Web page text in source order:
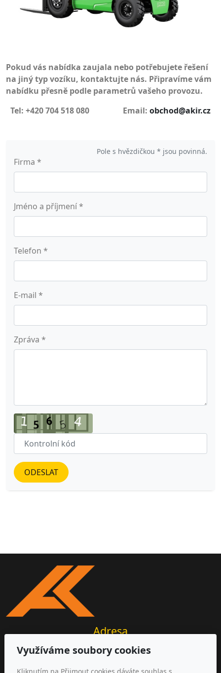
Pokud vás nabídka zaujala nebo potřebujete řešení
na jiný typ vozíku, kontaktujte nás. Připravíme vám
nabídku přesně podle parametrů vašeho provozu.
Tel: +420 704 518 080 Email: obchod@akir.cz
Pole s hvězdičkou * jsou povinná.
Firma *
Jméno a příjmení*
Telefon *
E-mail *
Zpráva *
ODESLAT
Adresa
AKIR s.r.o.
Využíváme soubory cookies